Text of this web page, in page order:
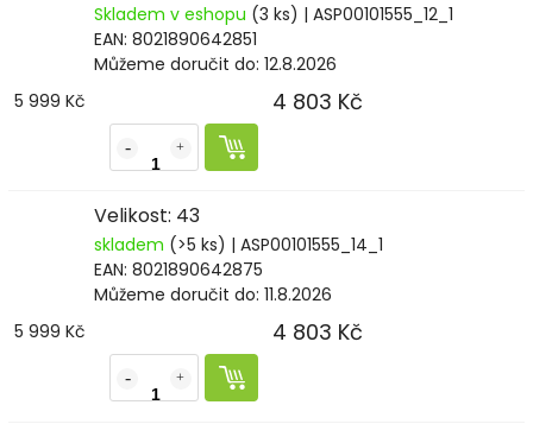
Skladem v eshopu (3 ks) | ASP00101555_12_1
EAN: 8021890642851
Můžeme doručit do: 12.8.2026
5 999 Kč
4 803 Kč
Velikost: 43
skladem (>5 ks) | ASP00101555_14_1
EAN: 8021890642875
Můžeme doručit do: 11.8.2026
5 999 Kč
4 803 Kč